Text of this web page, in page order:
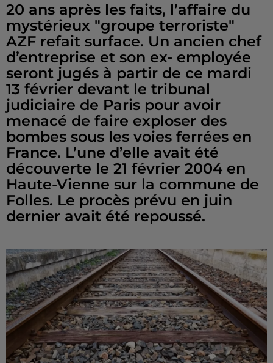
20 ans après les faits, l’affaire du
mystérieux "groupe terroriste"
AZF refait surface. Un ancien chef
d’entreprise et son ex- employée
seront jugés à partir de ce mardi
13 février devant le tribunal
judiciaire de Paris pour avoir
menacé de faire exploser des
bombes sous les voies ferrées en
France. L’une d’elle avait été
découverte le 21 février 2004 en
Haute-Vienne sur la commune de
Folles. Le procès prévu en juin
dernier avait été repoussé.